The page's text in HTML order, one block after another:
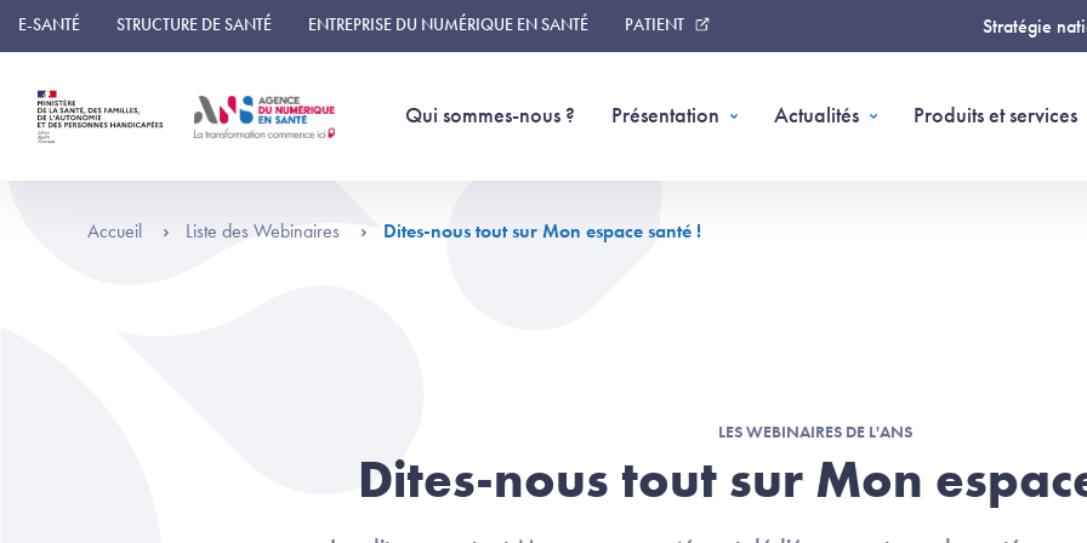
Panneau de gestion des cookies
E-SANTÉ STRUCTURE DE SANTÉ ENTREPRISE DU NUMÉRIQUE EN SANTÉ PATIENT Stratégie
Qui sommes-nous ? Présentation Actualités Produits et services
Accueil Liste des Webinaires Dites-nous tout sur Mon espace santé !
LES WEBINAIRES DE L'ANS
Dites-nous tout sur Mon